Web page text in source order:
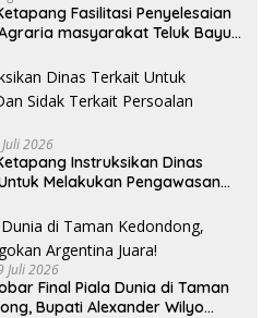
Fasilitasi Penyelesaian
masyarakat Teluk Bayur
2026
Instruksikan Dinas
Melakukan Pengawasan
Juli 2026
Final Piala Dunia di Taman
Bupati Alexander Wilyo